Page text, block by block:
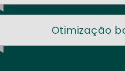
Otimização